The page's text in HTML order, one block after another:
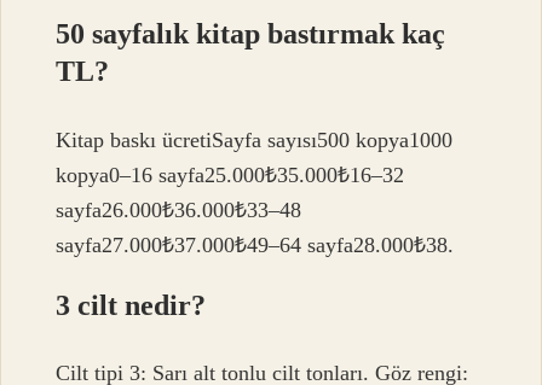
50 sayfalık kitap bastırmak kaç
TL?
Kitap baskı ücretiSayfa sayısı500 kopya1000
kopya0–16 sayfa25.000₺35.000₺16–32
sayfa26.000₺36.000₺33–48
sayfa27.000₺37.000₺49–64 sayfa28.000₺38.
3 cilt nedir?
Cilt tipi 3: Sarı alt tonlu cilt tonları. Göz rengi: